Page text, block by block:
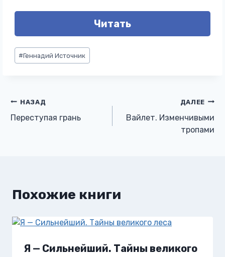
Читать
Метки
записи:
#Геннадий Источник
Навигация
по
НАЗАД
Переступая грань
ДАЛЕЕ
Вайлет. Изменчивыми
тропами
Похожие книги
Я — Сильнейший. Тайны великого